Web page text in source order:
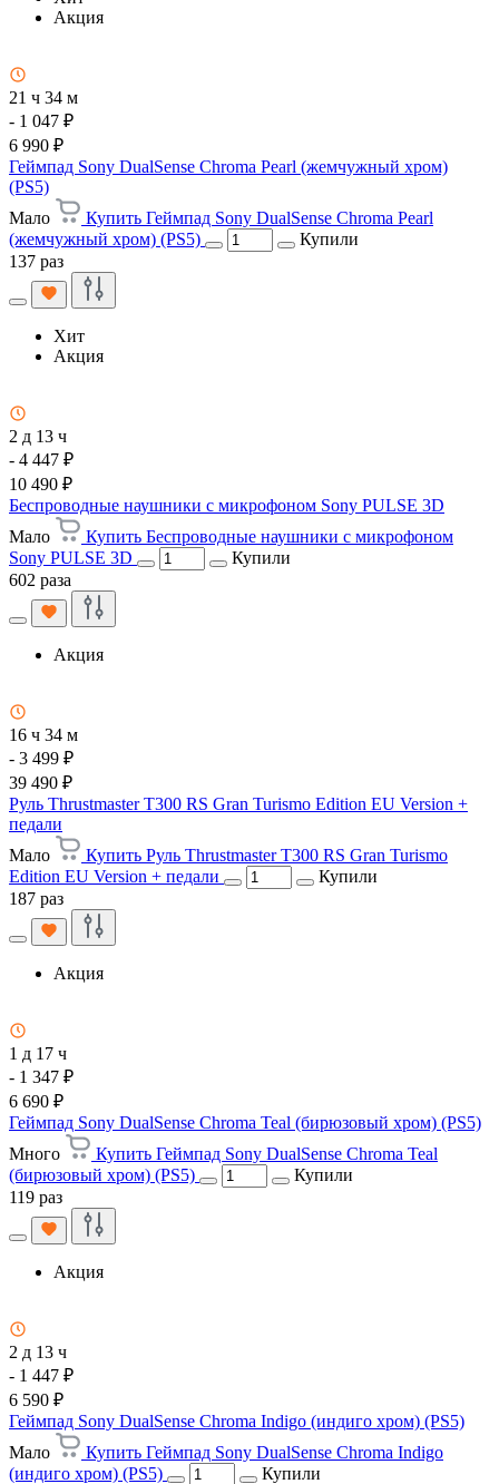
Акция
21 ч 34 м
- 1 047 ₽
6 990 ₽
Геймпад Sony DualSense Chroma Pearl (жемчужный хром)
(PS5)
Мало
Купить Геймпад Sony DualSense Chroma Pearl
(жемчужный хром) (PS5)
Купили
137 раз
Хит
Акция
2 д 13 ч
- 4 447 ₽
10 490 ₽
Беспроводные наушники с микрофоном Sony PULSE 3D
Мало
Купить Беспроводные наушники с микрофоном
Sony PULSE 3D
Купили
602 раза
Акция
16 ч 34 м
- 3 499 ₽
39 490 ₽
Руль Thrustmaster T300 RS Gran Turismo Edition EU Version +
педали
Мало
Купить Руль Thrustmaster T300 RS Gran Turismo
Edition EU Version + педали
Купили
187 раз
Акция
1 д 17 ч
- 1 347 ₽
6 690 ₽
Геймпад Sony DualSense Chroma Teal (бирюзовый хром) (PS5)
Много
Купить Геймпад Sony DualSense Chroma Teal
(бирюзовый хром) (PS5)
Купили
119 раз
Акция
2 д 13 ч
- 1 447 ₽
6 590 ₽
Геймпад Sony DualSense Chroma Indigo (индиго хром) (PS5)
Мало
Купить Геймпад Sony DualSense Chroma Indigo
(индиго хром) (PS5)
Купили